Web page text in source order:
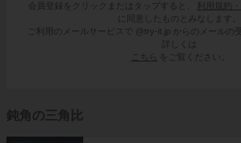
会員登録をクリックまたはタップすると、
利用規約
に同意したものとみなします。
ご利用のメールサービスで @try-it.jp からのメールの
詳しくは
こちら
をご覧ください。
鈍角の三角比